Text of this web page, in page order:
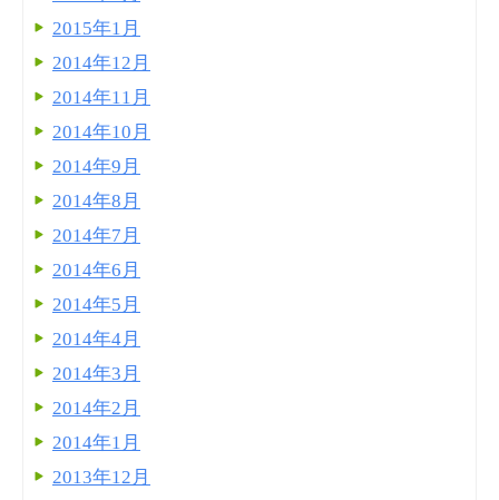
2015年1月
2014年12月
2014年11月
2014年10月
2014年9月
2014年8月
2014年7月
2014年6月
2014年5月
2014年4月
2014年3月
2014年2月
2014年1月
2013年12月